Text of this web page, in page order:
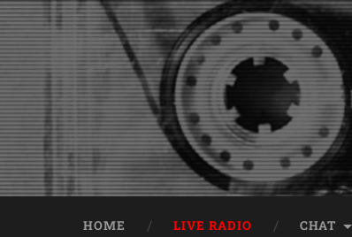
HOME LIVE RADIO CHAT